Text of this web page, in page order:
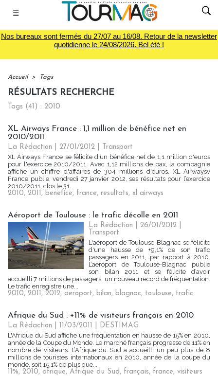
☰
Nos bureaux sont fermés du 27/07 au 16/08. Retour de la newsletter
quotidienne le 24/08/2026. Bel été !
Accueil > Tags
RÉSULTATS RECHERCHE
Tags (41) : 2010
XL Airways France : 1,1 million de bénéfice net en
2010/2011
La Rédaction | 27/01/2012
Transport
XL Airways France se félicite d'un bénéfice net de 1,1 million d'euros
pour l'exercice 2010/2011. Avec 1,12 millions de pax, la compagnie
affiche un chiffre d'affaires de 304 millions d'euros. XL Airwaysv
France publie, vendredi 27 janvier 2012, ses résultats pour l’exercice
2010/2011, clos le 31...
2010, 2011, benefice, france, resultats, xl airways
Aéroport de Toulouse : le trafic décolle en 2011
La Rédaction | 26/01/2012
Transport
L'aéroport de Toulouse-Blagnac se félicite
d'une hausse de +9,1% de son trafic
passagers en 2011, par rapport à 2010.
L’aéroport de Toulouse-Blagnac publie
son bilan 2011 et se félicite d’avoir
accueilli 7 millions de passagers, un nouveau record de fréquentation.
Le trafic enregistre une...
2010, 2011, 2012, aeroport, bilan, blagnac, toulouse, trafic
Afrique du Sud : +11% de visiteurs français en 2010
La Rédaction | 11/03/2011
DESTIMAG
L'Afrique du Sud affiche une fréquentation en hausse de 15% en 2010,
année de la Coupe du Monde. Le marché français progresse de 11% en
nombre de visiteurs. L’Afrique du Sud a accueilli un peu plus de 8
millions de touristes internationaux en 2010, année de la coupe du
monde, soit 15,1% de plus que...
11%, 2010, afrique, Afrique du Sud, français, france, visiteurs